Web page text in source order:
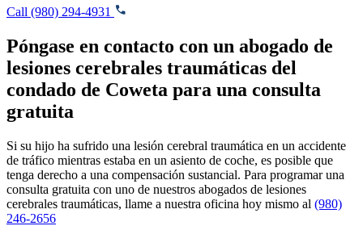
Call (980) 294-4931
Póngase en contacto con un abogado de
lesiones cerebrales traumáticas del
condado de Coweta para una consulta
gratuita
Si su hijo ha sufrido una lesión cerebral traumática en un accidente
de tráfico mientras estaba en un asiento de coche, es posible que
tenga derecho a una compensación sustancial. Para programar una
consulta gratuita con uno de nuestros abogados de lesiones
cerebrales traumáticas, llame a nuestra oficina hoy mismo al (980)
246-2656